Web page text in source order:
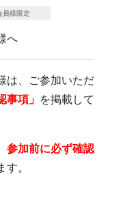
員様限定
へ
は、ご参加いただ
事項」 を掲載して
参加前に必ず確認
。